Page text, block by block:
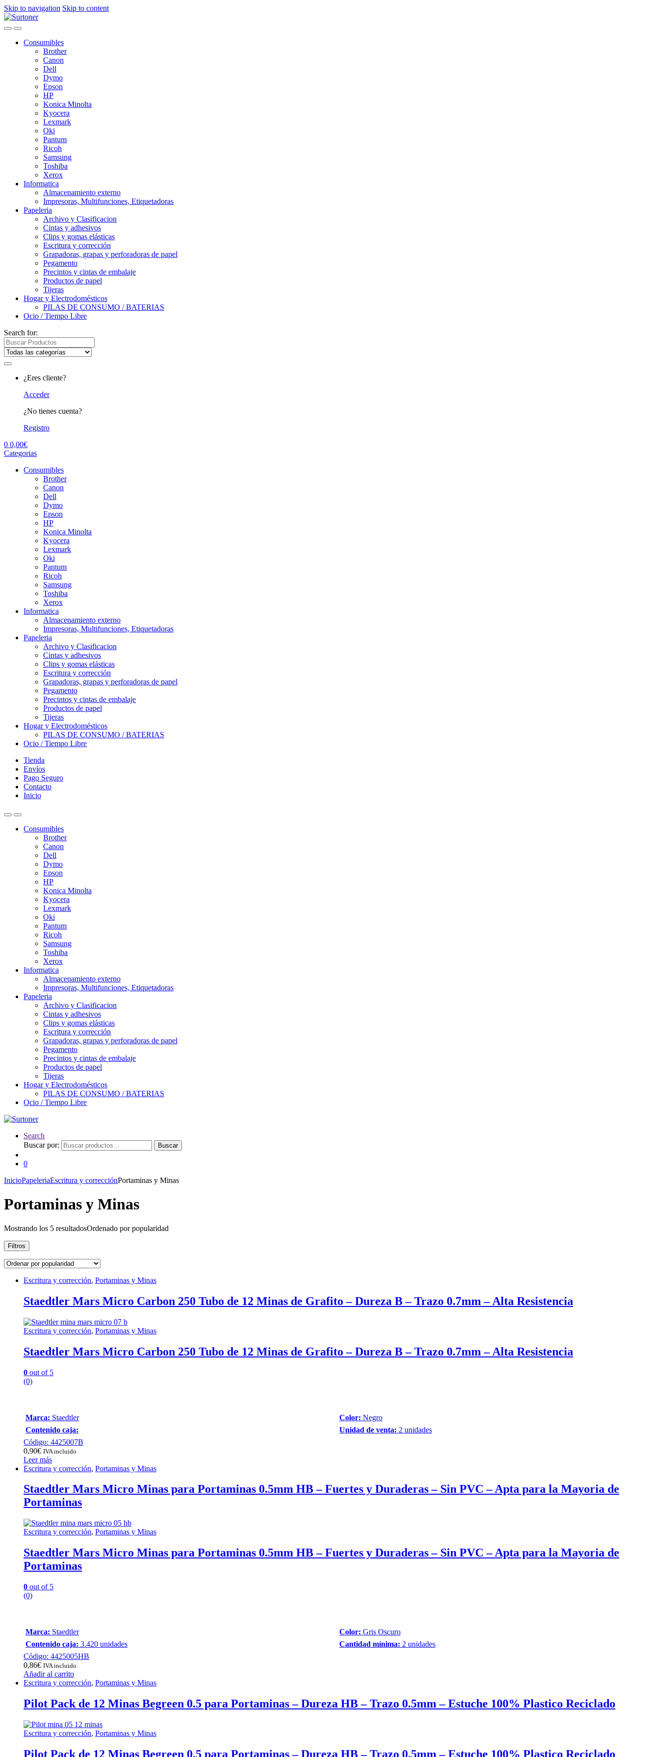
Skip to navigation Skip to content
Consumibles
Brother
Canon
Dell
Dymo
Epson
HP
Konica Minolta
Kyocera
Lexmark
Oki
Pantum
Ricoh
Samsung
Toshiba
Xerox
Informatica
Almacenamiento externo
Impresoras, Multifunciones, Etiquetadoras
Papeleria
Archivo y Clasificacion
Cintas y adhesivos
Clips y gomas elásticas
Escritura y corrección
Grapadoras, grapas y perforadoras de papel
Pegamento
Precintos y cintas de embalaje
Productos de papel
Tijeras
Hogar y Electrodomésticos
PILAS DE CONSUMO / BATERIAS
Ocio / Tiempo Libre
Search for:
¿Eres cliente?
Acceder
¿No tienes cuenta?
Registro
0 0,00€
Categorias
Consumibles
Brother
Canon
Dell
Dymo
Epson
HP
Konica Minolta
Kyocera
Lexmark
Oki
Pantum
Ricoh
Samsung
Toshiba
Xerox
Informatica
Almacenamiento externo
Impresoras, Multifunciones, Etiquetadoras
Papeleria
Archivo y Clasificacion
Cintas y adhesivos
Clips y gomas elásticas
Escritura y corrección
Grapadoras, grapas y perforadoras de papel
Pegamento
Precintos y cintas de embalaje
Productos de papel
Tijeras
Hogar y Electrodomésticos
PILAS DE CONSUMO / BATERIAS
Ocio / Tiempo Libre
Tienda
Envíos
Pago Seguro
Contacto
Inicio
Consumibles
Brother
Canon
Dell
Dymo
Epson
HP
Konica Minolta
Kyocera
Lexmark
Oki
Pantum
Ricoh
Samsung
Toshiba
Xerox
Informatica
Almacenamiento externo
Impresoras, Multifunciones, Etiquetadoras
Papeleria
Archivo y Clasificacion
Cintas y adhesivos
Clips y gomas elásticas
Escritura y corrección
Grapadoras, grapas y perforadoras de papel
Pegamento
Precintos y cintas de embalaje
Productos de papel
Tijeras
Hogar y Electrodomésticos
PILAS DE CONSUMO / BATERIAS
Ocio / Tiempo Libre
Search
Buscar por:
Buscar
0
InicioPapeleriaEscritura y correcciónPortaminas y Minas
Portaminas y Minas
Mostrando los 5 resultadosOrdenado por popularidad
Filtros
Escritura y corrección, Portaminas y Minas
Staedtler Mars Micro Carbon 250 Tubo de 12 Minas de Grafito – Dureza B – Trazo 0.7mm – Alta Resistencia
Escritura y corrección, Portaminas y Minas
Staedtler Mars Micro Carbon 250 Tubo de 12 Minas de Grafito – Dureza B – Trazo 0.7mm – Alta Resistencia
0 out of 5
(0)
Marca: Staedtler Color: Negro
Contenido caja:
Unidad de venta: 2 unidades
Código: 4425007B
0,90€ IVA incluido
Leer más
Escritura y corrección, Portaminas y Minas
Staedtler Mars Micro Minas para Portaminas 0.5mm HB – Fuertes y Duraderas – Sin PVC – Apta para la Mayoria de
Portaminas
Escritura y corrección, Portaminas y Minas
Staedtler Mars Micro Minas para Portaminas 0.5mm HB – Fuertes y Duraderas – Sin PVC – Apta para la Mayoria de
Portaminas
0 out of 5
(0)
Marca: Staedtler Color: Gris Oscuro
Contenido caja: 3.420 unidades Cantidad mínima: 2 unidades
Código: 4425005HB
0,86€ IVA incluido
Añadir al carrito
Escritura y corrección, Portaminas y Minas
Pilot Pack de 12 Minas Begreen 0.5 para Portaminas – Dureza HB – Trazo 0.5mm – Estuche 100% Plastico Reciclado
Escritura y corrección, Portaminas y Minas
Pilot Pack de 12 Minas Begreen 0.5 para Portaminas – Dureza HB – Trazo 0.5mm – Estuche 100% Plastico Reciclado